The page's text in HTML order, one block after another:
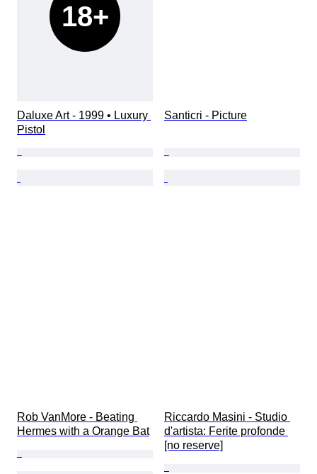
18+
Daluxe Art - 1999 • Luxury
Pistol
Santicri - Picture
Rob VanMore - Beating
Hermes with a Orange Bat
Riccardo Masini - Studio
d'artista: Ferite profonde
[no reserve]